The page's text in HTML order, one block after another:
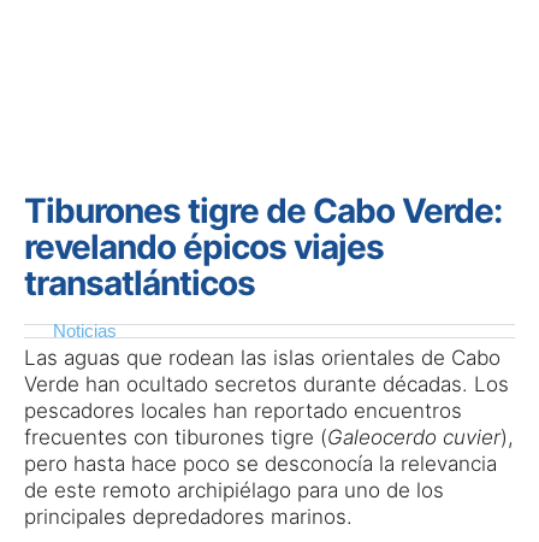
Tiburones tigre de Cabo Verde:
revelando épicos viajes
transatlánticos
Noticias
Las aguas que rodean las islas orientales de Cabo
Verde han ocultado secretos durante décadas. Los
pescadores locales han reportado encuentros
frecuentes con tiburones tigre (Galeocerdo cuvier),
pero hasta hace poco se desconocía la relevancia
de este remoto archipiélago para uno de los
principales depredadores marinos.